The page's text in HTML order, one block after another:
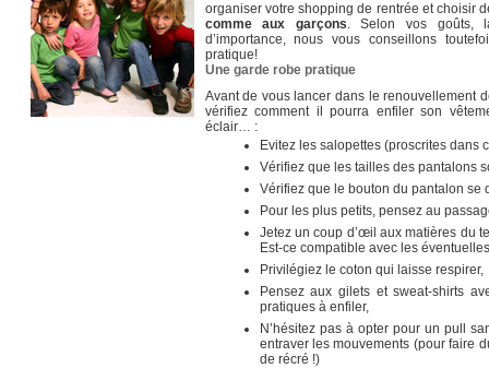
organiser votre shopping de rentrée et choisir
comme aux garçons. Selon vos goûts,
d’importance, nous vous conseillons
pratique!
Une garde robe pratique
Avant de vous lancer dans le renouvellement
vérifiez comment il pourra enfiler son
éclair… :
Evitez les salopettes (proscrites dans
Vérifiez que les tailles des pantalons
Vérifiez que le bouton du pantalon se
Pour les plus petits, pensez au
Jetez un coup d’œil aux matières du
Est-ce compatible avec les
Privilégiez le coton qui laisse respirer,
Pensez aux gilets et sweat-shirts
pratiques à enfiler,
N’hésitez pas à opter pour un pull
entraver les mouvements (pour faire
de récré !)